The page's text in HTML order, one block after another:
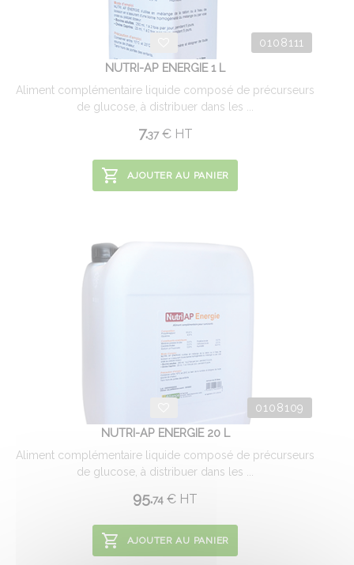
0108111
NUTRI-AP ENERGIE 1 L
Aliment complémentaire liquide composé de précurseurs
de glucose, à distribuer dans les ...
7.37 €HT
AJOUTER AU PANIER
0108109
NUTRI-AP ENERGIE 20 L
Aliment complémentaire liquide composé de précurseurs
de glucose, à distribuer dans les ...
95.74 € HT
AJOUTER AU PANIER